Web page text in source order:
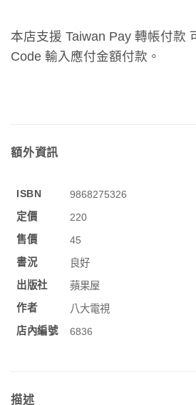
本店支援 Taiwan Pay 轉帳付款
Code 輸入應付金額付款。
額外資訊
ISBN
9868275326
定價
220
售價
45
書況
良好
出版社
蘋果屋
作者
八大電視
店內編號
6836
描述